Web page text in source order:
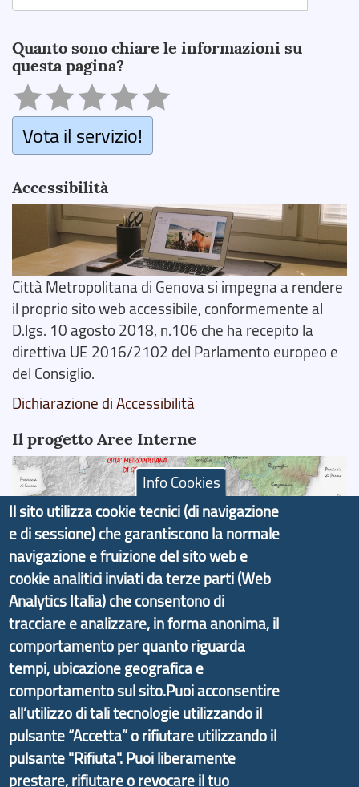
Quanto sono chiare le informazioni su
questa pagina?
Vota il servizio!
Accessibilità
Città Metropolitana di Genova si impegna a rendere
il proprio sito web accessibile, conformemente al
D.lgs. 10 agosto 2018, n.106 che ha recepito la
direttiva UE 2016/2102 del Parlamento europeo e
del Consiglio.
Dichiarazione di Accessibilità
Il progetto Aree Interne
Il portale di marketing territoriale e sviluppo locale
di Genova Città Metropolitana si è sviluppato a
partire dal progetto nazionale Aree Interne
promosso dal Dipartimento per lo Sviluppo
Economico e finalizzato al rilancio socio-economico
delle valli dell’entroterra. In particolare fornisce
informazioni ed aggiornamenti sulla
d'Area Antola-Tigullio, in collaborazione con Regione
Liguria ed ANCI Liguria.
Info Cookies
Il sito utilizza cookie tecnici (di navigazione
e di sessione) che garantiscono la normale
navigazione e fruizione del sito web e
cookie analitici inviati da terze parti (Web
Analytics Italia) che consentono di
tracciare e analizzare, in forma anonima, il
comportamento per quanto riguarda
tempi, ubicazione geografica e
comportamento sul sito.Puoi acconsentire
all’utilizzo di tali tecnologie utilizzando il
pulsante “Accetta” o rifiutare utilizzando il
pulsante "Rifiuta". Puoi liberamente
prestare, rifiutare o revocare il tuo